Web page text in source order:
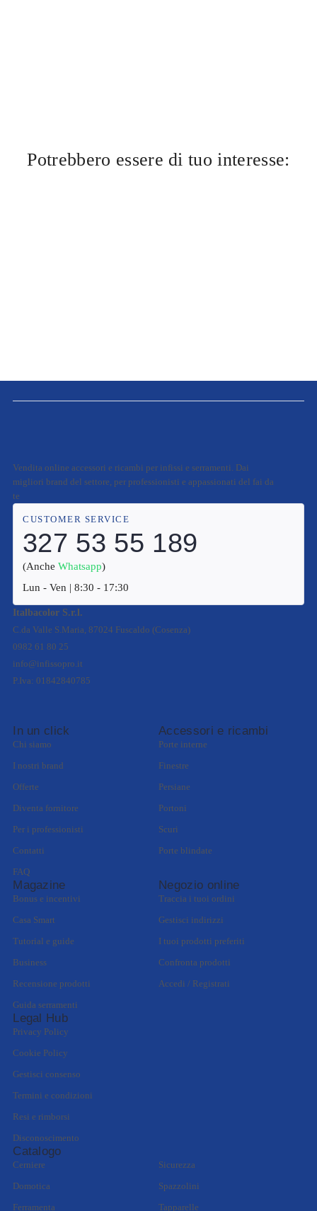
Potrebbero essere di tuo interesse:
Vendita online accessori e ricambi per infissi e serramenti. Dai
migliori brand del settore, per professionisti e appassionati del fai da
te
CUSTOMER SERVICE
327 53 55 189
(AncheWhatsapp)
Lun - Ven | 8:30 - 17:30
Italbacolor S.r.l.
C.da Valle S.Maria, 87024 Fuscaldo (Cosenza)
0982 61 80 25
info@infissopro.it
P.Iva: 01842840785
In un click
Chi siamo
I nostri brand
Offerte
Diventa fornitore
Per i professionisti
Contatti
FAQ
Accessori e ricambi
Porte interne
Finestre
Persiane
Portoni
Scuri
Porte blindate
Magazine
Bonus e incentivi
Casa Smart
Tutorial e guide
Business
Recensione prodotti
Guida serramenti
Negozio online
Traccia i tuoi ordini
Gestisci indirizzi
I tuoi prodotti preferiti
Confronta prodotti
Accedi / Registrati
Legal Hub
Privacy Policy
Cookie Policy
Gestisci consenso
Termini e condizioni
Resi e rimborsi
Disconoscimento
Catalogo
Cerniere
Domotica
Ferramenta
Sicurezza
Spazzolini
Tapparelle